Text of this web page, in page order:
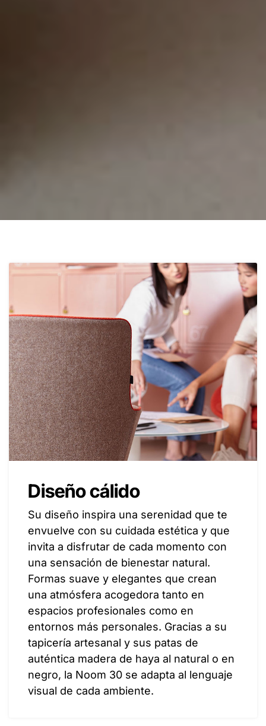
Diseño cálido
Su diseño inspira una serenidad que te
envuelve con su cuidada estética y que
invita a disfrutar de cada momento con
una sensación de bienestar natural.
Formas suave y elegantes que crean
una atmósfera acogedora tanto en
espacios profesionales como en
entornos más personales. Gracias a su
tapicería artesanal y sus patas de
auténtica madera de haya al natural o en
negro, la Noom 30 se adapta al lenguaje
visual de cada ambiente.